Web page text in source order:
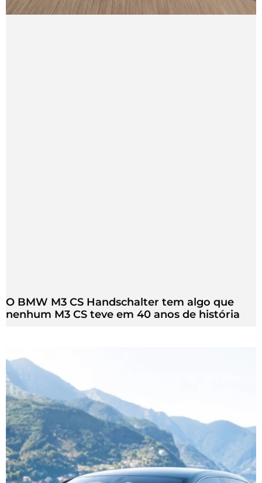
O BMW M3 CS Handschalter tem algo que
nenhum M3 CS teve em 40 anos de história